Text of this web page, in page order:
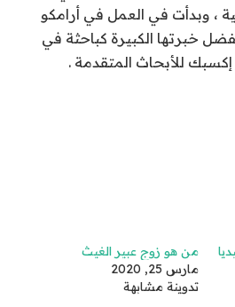
، وبدأت في العمل في أرامكو
عام 2011م ، بفضل خبرتها الكبيرة كباحثة في
للأبحاث المتقدمة .
من هو زوج عبير الغيث
مارس 25, 2020
تدوينة مشابهة